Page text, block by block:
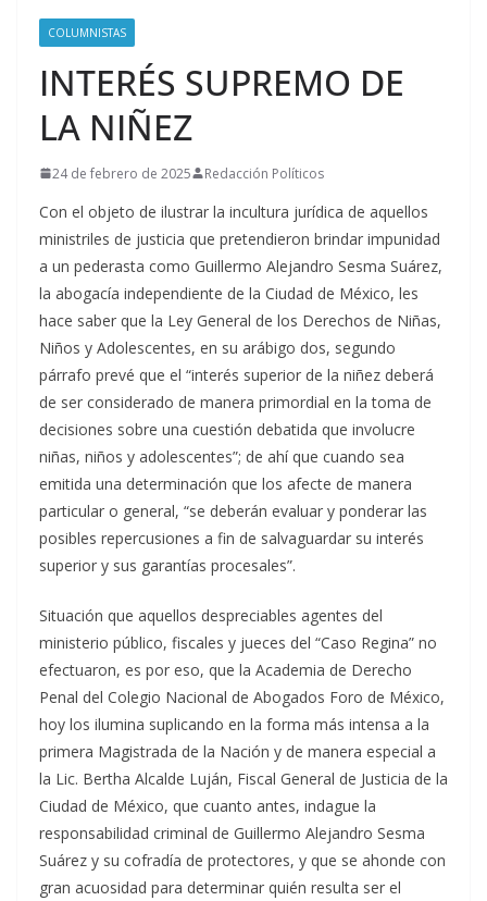
COLUMNISTAS
INTERÉS SUPREMO DE
LA NIÑEZ
24 de febrero de 2025 Redacción Políticos
Con el objeto de ilustrar la incultura jurídica de aquellos
ministriles de justicia que pretendieron brindar impunidad
a un pederasta como Guillermo Alejandro Sesma Suárez,
la abogacía independiente de la Ciudad de México, les
hace saber que la Ley General de los Derechos de Niñas,
Niños y Adolescentes, en su arábigo dos, segundo
párrafo prevé que el “interés superior de la niñez deberá
de ser considerado de manera primordial en la toma de
decisiones sobre una cuestión debatida que involucre
niñas, niños y adolescentes”; de ahí que cuando sea
emitida una determinación que los afecte de manera
particular o general, “se deberán evaluar y ponderar las
posibles repercusiones a fin de salvaguardar su interés
superior y sus garantías procesales”.
Situación que aquellos despreciables agentes del
ministerio público, fiscales y jueces del “Caso Regina” no
efectuaron, es por eso, que la Academia de Derecho
Penal del Colegio Nacional de Abogados Foro de México,
hoy los ilumina suplicando en la forma más intensa a la
primera Magistrada de la Nación y de manera especial a
la Lic. Bertha Alcalde Luján, Fiscal General de Justicia de la
Ciudad de México, que cuanto antes, indague la
responsabilidad criminal de Guillermo Alejandro Sesma
Suárez y su cofradía de protectores, y que se ahonde con
gran acuosidad para determinar quién resulta ser el